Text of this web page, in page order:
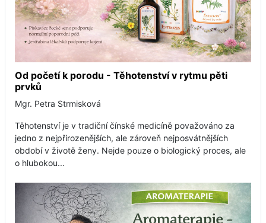
Od početí k porodu - Těhotenství v rytmu pěti
prvků
Mgr. Petra Strmisková
Těhotenství je v tradiční čínské medicíně považováno za
jedno z nejpřirozenějších, ale zároveň nejposvátnějších
období v životě ženy. Nejde pouze o biologický proces, ale
o hlubokou...